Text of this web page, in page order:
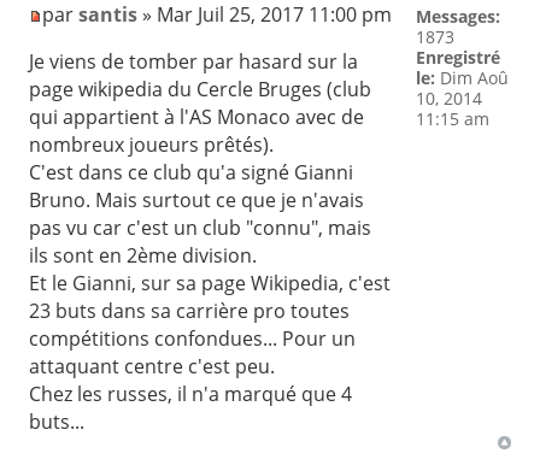
parsantis» Mar Juil 25, 2017 11:00 pm
Je viens de tomber par hasard sur la
page wikipedia du Cercle Bruges (club
qui appartient à l'AS Monaco avec de
nombreux joueurs prêtés).
C'est dans ce club qu'a signé Gianni
Bruno. Mais surtout ce que je n'avais
pas vu car c'est un club "connu", mais
ils sont en 2ème division.
Et le Gianni, sur sa page Wikipedia, c'est
23 buts dans sa carrière pro toutes
compétitions confondues... Pour un
attaquant centre c'est peu.
Chez les russes, il n'a marqué que 4
buts...
Messages:
1873
Enregistré
le: Dim Aoû
10, 2014
11:15 am